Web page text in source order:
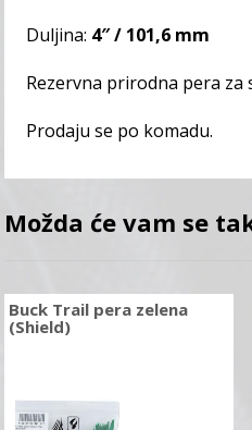
Duljina: 4″ / 101,6 mm
Rezervna prirodna pera za
Prodaju se po komadu.
Možda će vam se
Buck Trail pera zelena
(Shield)